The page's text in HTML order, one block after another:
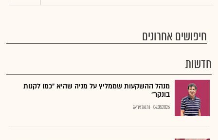
חיפושים אחרונים
חדשות
מנהל ההשקעות שממליץ על מניה שהיא "כמו לקנות
בונקר"
04.08.2026 נתנאל אריאל